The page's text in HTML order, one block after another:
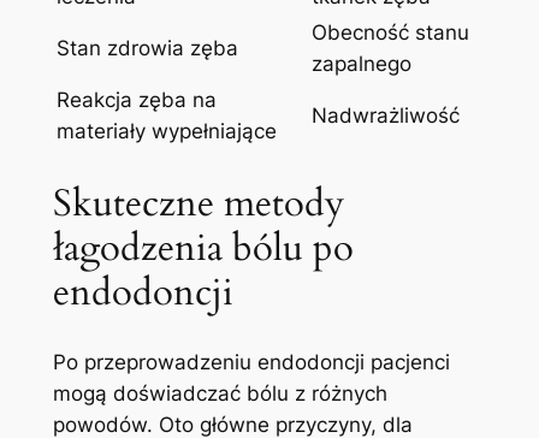
Stan⁢ zdrowia zęba
Obecność stanu
zapalnego
Reakcja zęba na
materiały wypełniające
Nadwrażliwość
Skuteczne metody
łagodzenia bólu po
endodoncji
Po przeprowadzeniu endodoncji pacjenci⁢
mogą doświadczać bólu z różnych
powodów. Oto ⁣główne ‍przyczyny, ‌dla